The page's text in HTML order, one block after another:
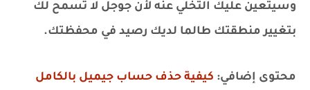
وسيتعين عليك التخلي عنه لأن جوجل لا تسمح لك
بتغيير منطقتك طالما لديك رصيد في محفظتك.
محتوى إضافي: كيفية حذف حساب جيميل بالكامل